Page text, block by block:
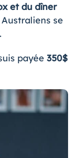
et du dîner
Australiens se
payée 350$